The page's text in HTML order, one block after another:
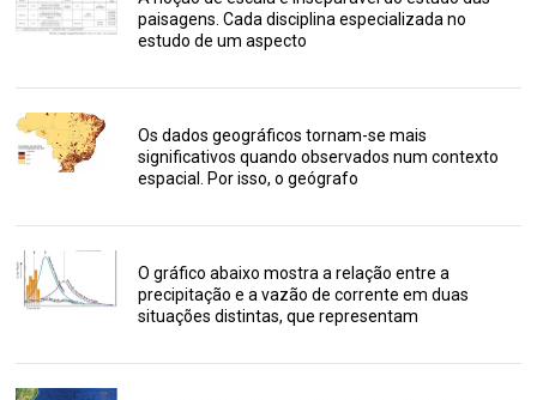
paisagens. Cada disciplina especializada no
estudo de um aspecto
Os dados geográficos tornam-se mais
significativos quando observados num contexto
espacial. Por isso, o geógrafo
O gráfico abaixo mostra a relação entre a
precipitação e a vazão de corrente em duas
situações distintas, que representam